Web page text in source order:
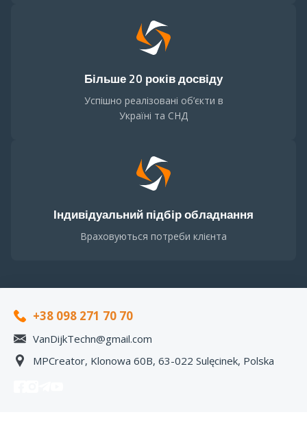
Більше 20 років досвіду
Успішно реалізовані об’єкти в
Україні та СНД
Індивідуальний підбір обладнання
Враховуються потреби клієнта
+38 098 271 70 70
VanDijkTechn@gmail.com
MPCreator, Klonowa 60B, 63-022 Sulęcinek, Polska